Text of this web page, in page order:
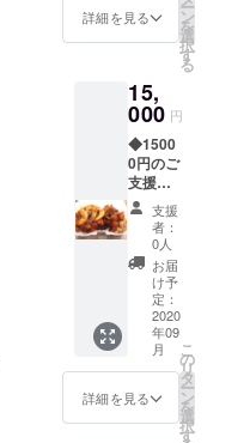
応させ
の際
方法
（郵送
店時手
渡し）
を備考
欄にご
記入く
ださい *
有効期
限は
2022年
10月31
日、但
しコロ
ナの状
況等の
（全部
乗せ）1
ギャン
グアイ
ランド
グリ
ル、オ
リジナ
ルＴ
シャツ1
枚また
は帽子1
シャ
ツ、帽
子はご
来店時
にお渡
しまた
詳細を見る ー
ン
を
選
択
す
る
15,
000 円
◆1500
0円のご
支援
（ご家
族、グ
ループ
で沖縄
旅行計
画の方
向け）
・ご来
店時に
お使い
頂ける
クーポ
支援
者：
0人
お届
け予
定：
2020
年09
月
詳細を見る
こ
の
リ
タ
ー
ン
を
選
択
す